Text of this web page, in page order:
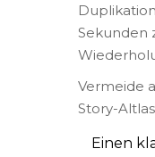
Sekunden
Vermeide
Story-
Einen